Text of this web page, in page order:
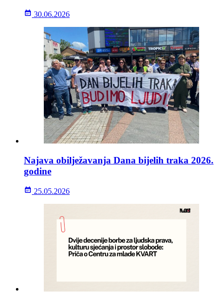
30.06.2026
Najava obilježavanja Dana bijelih traka 2026.
godine
25.05.2026